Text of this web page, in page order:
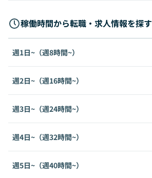
稼働時間から転職・求人情報を探す
週1日~（週8時間~）
週2日~（週16時間~）
週3日~（週24時間~）
週4日~（週32時間~）
週5日~（週40時間~）